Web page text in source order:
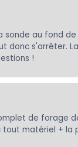
au fond
donc s'arrêter.
!
de forage
tout matériel + la